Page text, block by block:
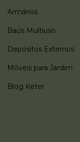
Armários
Baús Multiuso
Depósitos Externos
Móveis para Jardim
Blog Keter